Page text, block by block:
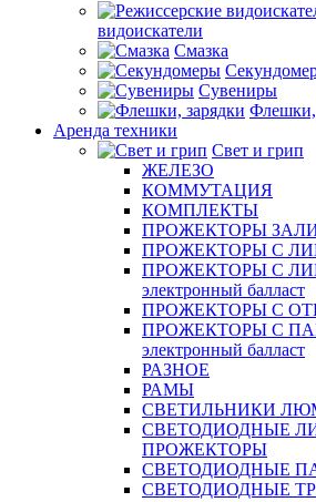
видоискатели
Смазка
Сувениры
Флешки,
Аренда техники
Свет и грип
ЖЕЛЕЗО
КОММУТАЦИЯ
КОМПЛЕКТЫ
ПРОЖЕКТОРЫ
ПРОЖЕКТОРЫ С
ПРОЖЕКТОРЫ С
электронный балласт
ПРОЖЕКТОРЫ С
ПРОЖЕКТОРЫ С
электронный балласт
РАЗНОЕ
РАМЫ
СВЕТИЛЬНИКИ
СВЕТОДИОДНЫЕ
ПРОЖЕКТОРЫ
СВЕТОДИОДНЫЕ
СВЕТОДИОДНЫЕ